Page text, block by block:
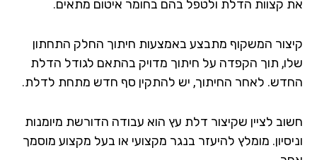
קצוות הדלת ולטפל בהם בחומר איטום מתאים.
המשקוף מתבצע באמצעות חיתוך החלק התחתון
תוך הקפדה על חיתוך מדויק בהתאם לגודל הדלת
לאחר החיתוך, יש להתקין סף חדש מתחת לדלת.
לציין שקיצור דלת עץ הוא עבודה הדורשת מיומנות
מומלץ להיעזר בנגר מקצועי או בעל מקצוע מוסמך